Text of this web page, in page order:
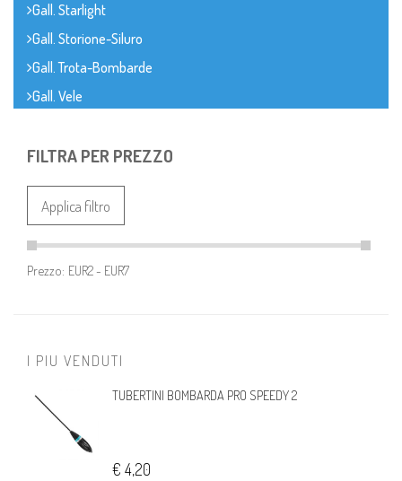
Gall. Starlight
Gall. Storione-Siluro
Gall. Trota-Bombarde
Gall. Vele
FILTRA PER PREZZO
Applica filtro
Prezzo:
I PIU VENDUTI
TUBERTINI BOMBARDA PRO SPEEDY 2
€ 4,20